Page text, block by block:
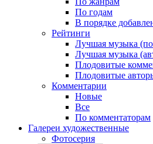
По годам
В порядке
Рейтинги
Лучшая музыка
Лучшая музыка
Плодовитые
Плодовитые
Комментарии
Новые
Все
По комментаторам
Галереи художественные
Фотосерия